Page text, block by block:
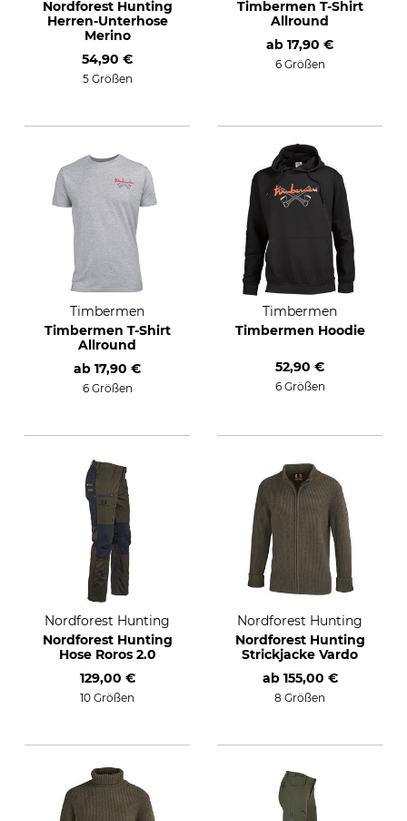
Nordforest Hunting
Herren-Unterhose
Merino
54,90 €
5 Größen
Timbermen T-Shirt
Allround
ab 17,90 €
6 Größen
Timbermen
Timbermen T-Shirt
Allround
ab 17,90 €
6 Größen
Timbermen
Timbermen Hoodie
52,90 €
6 Größen
Nordforest Hunting
Nordforest Hunting
Hose Roros 2.0
129,00 €
10 Größen
Nordforest Hunting
Nordforest Hunting
Strickjacke Vardo
ab 155,00 €
8 Größen